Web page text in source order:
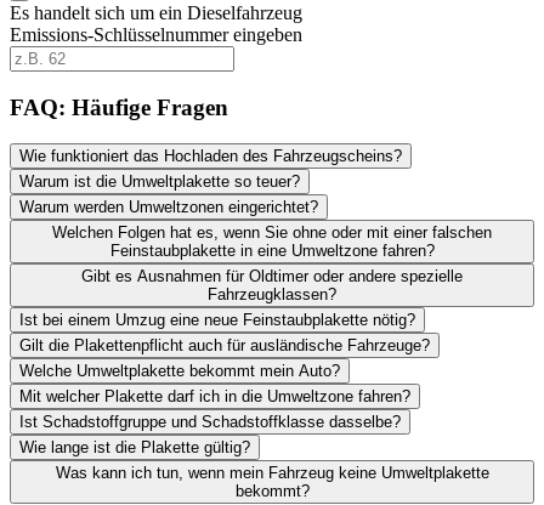
Es handelt sich um ein Dieselfahrzeug
Emissions-Schlüsselnummer eingeben
FAQ: Häufige Fragen
Wie funktioniert das Hochladen des Fahrzeugscheins?
Warum ist die Umweltplakette so teuer?
Warum werden Umweltzonen eingerichtet?
Welchen Folgen hat es, wenn Sie ohne oder mit einer falschen
Feinstaubplakette in eine Umweltzone fahren?
Gibt es Ausnahmen für Oldtimer oder andere spezielle
Fahrzeugklassen?
Ist bei einem Umzug eine neue Feinstaubplakette nötig?
Gilt die Plakettenpflicht auch für ausländische Fahrzeuge?
Welche Umweltplakette bekommt mein Auto?
Mit welcher Plakette darf ich in die Umweltzone fahren?
Ist Schadstoffgruppe und Schadstoffklasse dasselbe?
Wie lange ist die Plakette gültig?
Was kann ich tun, wenn mein Fahrzeug keine Umweltplakette
bekommt?